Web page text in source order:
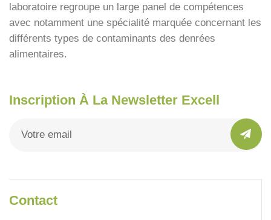
laboratoire regroupe un large panel de compétences
avec notamment une spécialité marquée concernant les
différents types de contaminants des denrées
alimentaires.
Inscription À La Newsletter Excell
Contact